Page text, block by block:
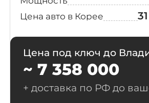
Цена авто в Корее
Цена под ключ до
~ 7 358 000
+ доставка по РФ до